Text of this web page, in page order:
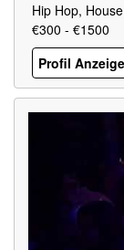
Hip Hop,
€300 - €1500
Profil